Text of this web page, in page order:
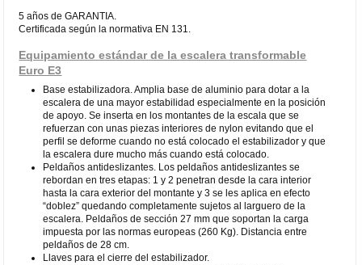
5 años de GARANTIA.
Certificada según la normativa EN 131.
Equipamiento estándar de la escalera transformable
Euro E3
Base estabilizadora. Amplia base de aluminio para dotar a la
escalera de una mayor estabilidad especialmente en la posición
de apoyo. Se inserta en los montantes de la escala que se
refuerzan con unas piezas interiores de nylon evitando que el
perfil se deforme cuando no está colocado el estabilizador y que
la escalera dure mucho más cuando está colocado.
Peldaños antideslizantes. Los peldaños antideslizantes se
rebordan en tres etapas: 1 y 2 penetran desde la cara interior
hasta la cara exterior del montante y 3 se les aplica en efecto
“doblez” quedando completamente sujetos al larguero de la
escalera. Peldaños de sección 27 mm que soportan la carga
impuesta por las normas europeas (260 Kg). Distancia entre
peldaños de 28 cm.
Llaves para el cierre del estabilizador.